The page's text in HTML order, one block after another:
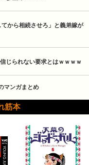
から相続させろ」と義弟嫁が
じられない要求とはｗｗｗｗ
マンガまとめ
筋本